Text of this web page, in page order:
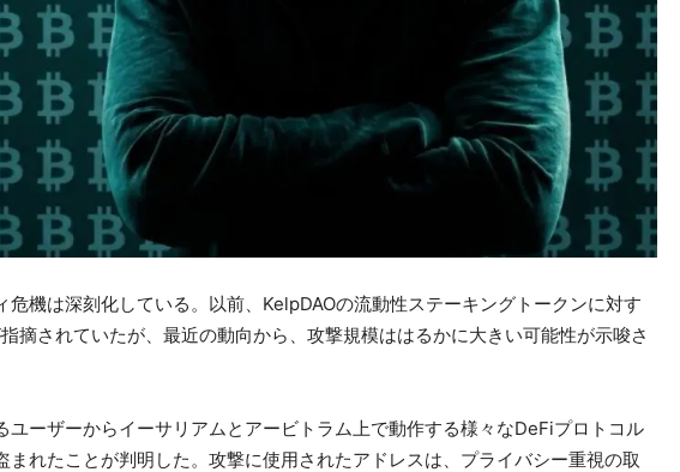
機は深刻化している。以前、KelpDAOの流動性ステーキングトークンに対す
摘されていたが、最近の動向から、攻撃規模ははるかに大きい可能性が示唆さ
ユーザーからイーサリアムとアービトラム上で動作する様々なDeFiプロトコル
れたことが判明した。攻撃に使用されたアドレスは、プライバシー重視の取